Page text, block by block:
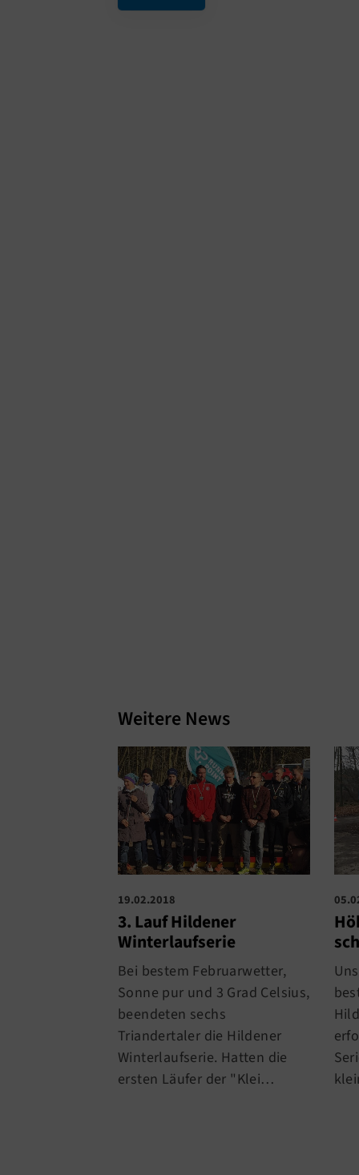
Weitere News
19.02.2018
3. Lauf Hildener
Winterlaufserie
Bei bestem Februarwetter,
Sonne pur und 3 Grad Celsius,
beendeten sechs
Triandertaler die Hildener
Winterlaufserie. Hatten die
ersten Läufer der "Klei…